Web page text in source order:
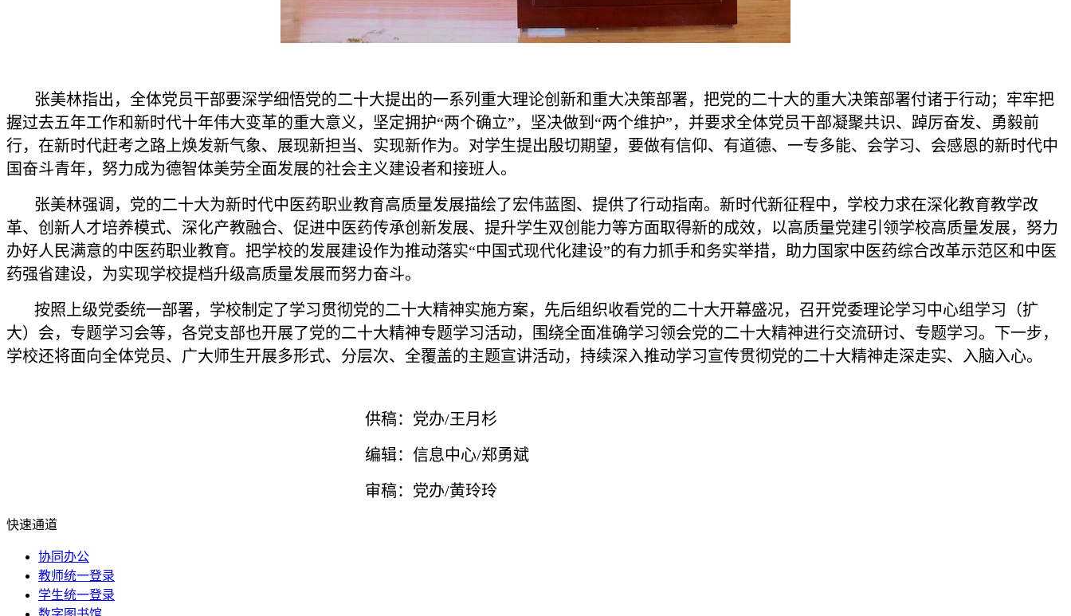
张美林指出，全体党员干部要深学细悟党的二十大提出的一系列重大理论创新和重大决策部署，把党的二十大的重大决策部署付诸于行动；牢牢把
握过去五年工作和新时代十年伟大变革的重大意义，坚定拥护“两个确立”，坚决做到“两个维护”，并要求全体党员干部凝聚共识、踔厉奋发、勇毅前
行，在新时代赶考之路上焕发新气象、展现新担当、实现新作为。对学生提出殷切期望，要做有信仰、有道德、一专多能、会学习、会感恩的新时代中
国奋斗青年，努力成为德智体美劳全面发展的社会主义建设者和接班人。
张美林强调，党的二十大为新时代中医药职业教育高质量发展描绘了宏伟蓝图、提供了行动指南。新时代新征程中，学校力求在深化教育教学改
革、创新人才培养模式、深化产教融合、促进中医药传承创新发展、提升学生双创能力等方面取得新的成效，以高质量党建引领学校高质量发展，努力
办好人民满意的中医药职业教育。把学校的发展建设作为推动落实“中国式现代化建设”的有力抓手和务实举措，助力国家中医药综合改革示范区和中医
药强省建设，为实现学校提档升级高质量发展而努力奋斗。
按照上级党委统一部署，学校制定了学习贯彻党的二十大精神实施方案，先后组织收看党的二十大开幕盛况，召开党委理论学习中心组学习（扩
大）会，专题学习会等，各党支部也开展了党的二十大精神专题学习活动，围绕全面准确学习领会党的二十大精神进行交流研讨、专题学习。下一步，
学校还将面向全体党员、广大师生开展多形式、分层次、全覆盖的主题宣讲活动，持续深入推动学习宣传贯彻党的二十大精神走深走实、入脑入心。
供稿：党办/王月杉
编辑：信息中心/郑勇斌
审稿：党办/黄玲玲
快速通道
协同办公
教师统一登录
学生统一登录